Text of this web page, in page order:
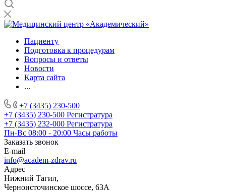
Пациенту
Подготовка к процедурам
Вопросы и ответы
Новости
Карта сайта
...
+7 (3435) 230-500
+7 (3435) 230-500 Регистратура
+7 (3435) 232-000 Регистратура
Пн-Вс 08:00 - 20:00 Часы работы
Заказать звонок
E-mail
info@academ-zdrav.ru
Адрес
Нижний Тагил,
Черноисточинское шоссе, 63А